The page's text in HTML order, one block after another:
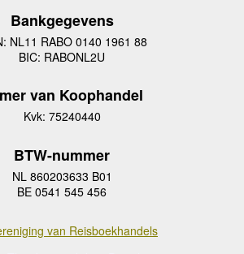
Bankgegevens
NL11 RABO 0140 1961 88
BIC: RABONL2U
van Koophandel
Kvk: 75240440
BTW-nummer
NL 860203633 B01
BE 0541 545 456
van Reisboekhandels